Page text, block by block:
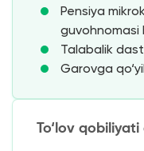
Pensiya
guvohnomasi
Talabalik
Garovga
To‘lov